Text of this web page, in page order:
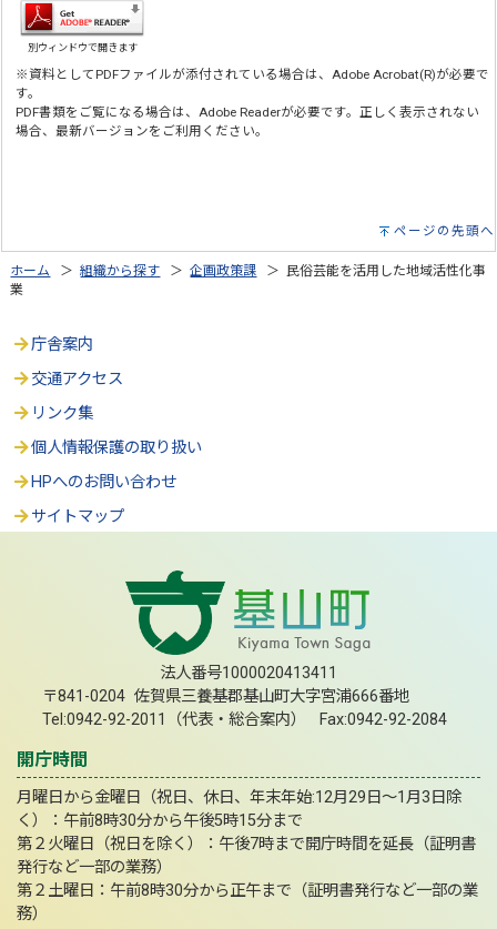
別ウィンドウで開きます
※資料としてPDFファイルが添付されている場合は、Adobe Acrobat(R)が必要で
す。
PDF書類をご覧になる場合は、Adobe Readerが必要です。正しく表示されない
場合、最新バージョンをご利用ください。
ページの先頭へ
ホーム ＞組織から探す ＞企画政策課 ＞ 民俗芸能を活用した地域活性化事
業
庁舎案内
交通アクセス
リンク集
個人情報保護の取り扱い
HPへのお問い合わせ
サイトマップ
法人番号1000020413411
〒841-0204 佐賀県三養基郡基山町大字宮浦666番地
Tel:0942-92-2011（代表・総合案内） Fax:0942-92-2084
開庁時間
月曜日から金曜日（祝日、休日、年末年始:12月29日～1月3日除
く）：午前8時30分から午後5時15分まで
第２火曜日（祝日を除く）：午後7時まで開庁時間を延長（証明書
発行など一部の業務）
第２土曜日：午前8時30分から正午まで（証明書発行など一部の業
務）